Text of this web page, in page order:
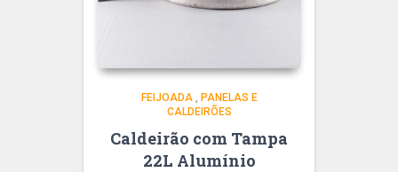
FEIJOADA, PANELAS E
CALDEIRÕES
Caldeirão com Tampa
22L Alumínio